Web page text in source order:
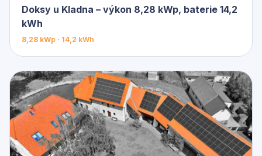
Doksy u Kladna – výkon 8,28 kWp, baterie 14,2
kWh
8,28 kWp · 14,2 kWh